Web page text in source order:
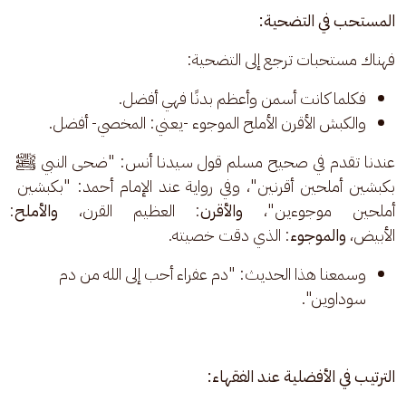
المستحب في التضحية:
فهناك مستحبات ترجع إلى التضحية:
فكلما كانت أسمن وأعظم بدنًا فهي أفضل.
والكبش الأقرن الأملح الموجوء -يعني: المخصي- أفضل.
عندنا تقدم في صحيح مسلم قول سيدنا أنس: "ضحى النبي ﷺ
بكبشين أملحين أقرنين"، وفي رواية عند الإمام أحمد: "بكبشين
أملحين موجوءين"، والأقرن: العظيم القرن، والأملح:
الأبيض، والموجوء: الذي دقت خصيته.
وسمعنا هذا الحديث: "دم عفراء أحب إلى الله من دم
سوداوين".
الترتيب في الأفضلية عند الفقهاء: